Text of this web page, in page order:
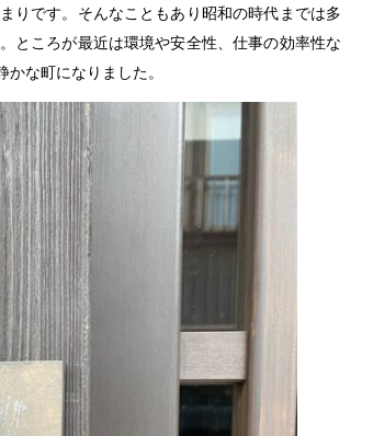
りです。そんなこともあり昭和の時代までは多
ところが最近は環境や安全性、仕事の効率性な
な町になりました。